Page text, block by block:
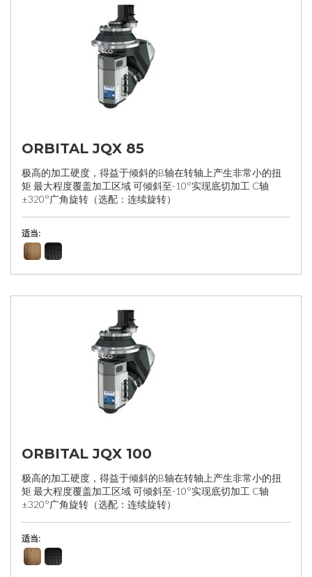
ORBITAL JQX 85
极高的加工硬度，得益于倾斜的B轴在转轴上产生非常小的扭
矩 最大程度覆盖加工区域 可倾斜至-10°实现底切加工 C轴
±320°广角旋转（选配：连续旋转）
适当:
ORBITAL JQX 100
极高的加工硬度，得益于倾斜的B轴在转轴上产生非常小的扭
矩 最大程度覆盖加工区域 可倾斜至-10°实现底切加工 C轴
±320°广角旋转（选配：连续旋转）
适当: